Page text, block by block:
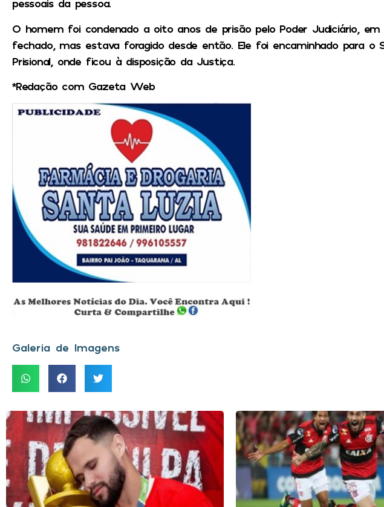
pessoais da pessoa.
O homem foi condenado a oito anos de prisão pelo Poder Judiciário, em
fechado, mas estava foragido desde então. Ele foi encaminhado para o
Prisional, onde ficou à disposição da Justiça.
*Redação com Gazeta Web
Galeria de Imagens